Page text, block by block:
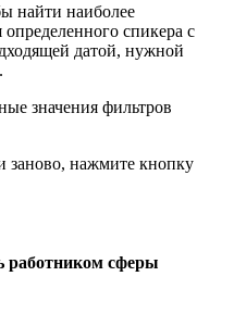
найти наиболее
спикера с
датой, нужной
значения фильтров
заново, нажмите кнопку
работником сферы